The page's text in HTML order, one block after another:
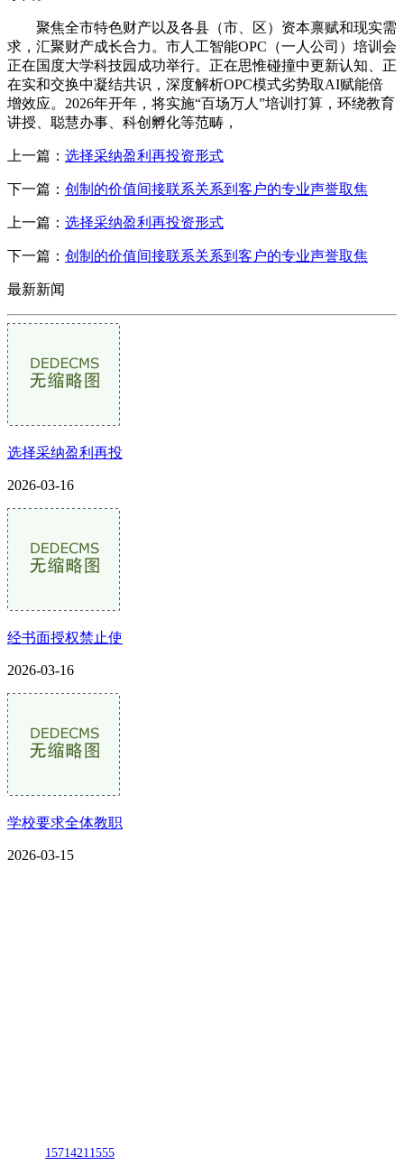
聚焦全市特色财产以及各县（市、区）资本禀赋和现实需
求，汇聚财产成长合力。市人工智能OPC（一人公司）培训会
正在国度大学科技园成功举行。正在思惟碰撞中更新认知、正
在实和交换中凝结共识，深度解析OPC模式劣势取AI赋能倍
增效应。2026年开年，将实施“百场万人”培训打算，环绕教育
讲授、聪慧办事、科创孵化等范畴，
上一篇： 选择采纳盈利再投资形式
下一篇： 创制的价值间接联系关系到客户的专业声誉取焦
上一篇： 选择采纳盈利再投资形式
下一篇： 创制的价值间接联系关系到客户的专业声誉取焦
最新新闻
选择采纳盈利再投
2026-03-16
经书面授权禁止使
2026-03-16
学校要求全体教职
2026-03-15
15714211555